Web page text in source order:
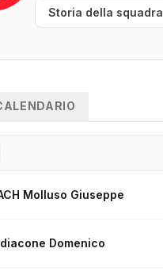
Storia della squadra
Molluso Giuseppe
Domenico